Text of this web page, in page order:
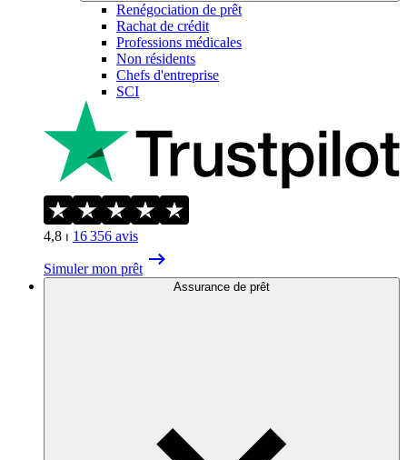
Renégociation de prêt
Rachat de crédit
Professions médicales
Non résidents
Chefs d'entreprise
SCI
4,8 ⏐ 16 356 avis
Simuler mon prêt
Assurance de prêt